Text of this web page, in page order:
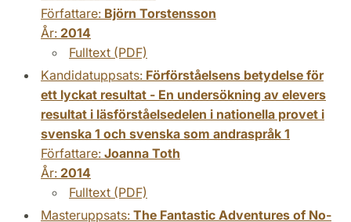
Författare: Björn Torstensson
År: 2014
Fulltext (PDF)
Kandidatuppsats: Förförståelsens betydelse för
ett lyckat resultat - En undersökning av elevers
resultat i läsförståelsedelen i nationella provet i
svenska 1 och svenska som andraspråk 1
Författare: Joanna Toth
År: 2014
Fulltext (PDF)
Masteruppsats: The Fantastic Adventures of No-